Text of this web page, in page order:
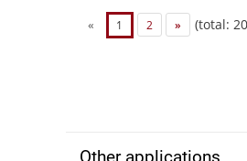
« 1 2 » (total: